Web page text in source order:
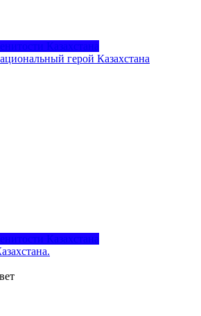
Казахстана
герой Казахстана
Казахстана